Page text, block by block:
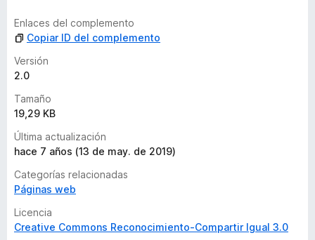
l
o
r
a
c
o
n
e
s
Enlaces del complemento
Copiar ID del complemento
Versión
2.0
Tamaño
19,29 KB
Última actualización
hace 7 años (13 de may. de 2019)
Categorías relacionadas
Páginas web
Licencia
Creative Commons Reconocimiento-Compartir Igual 3.0